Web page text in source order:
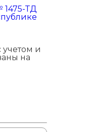
1475-ТД
и
на